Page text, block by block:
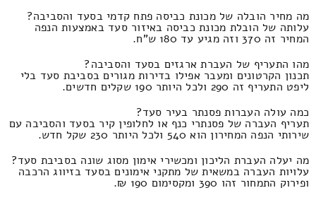
מה מחיר הובלה של מכונת כביסה פתח קדמי בסעד והסביבה?
עלותה של הובלת מכונת כביסה באיזור סעד באמצעות הנפה
המחיר זה 370 וזה מגיע עד 180 ש"ח.
מהו התעריף של העברת ארגזים בסעד והסביבה?
תכנון הקרטונים ומעבר אפילו בדירות מגורים בסביבת סעד בלי
ליפט התעריף זה 290 ולכל היותר 190 שקלים חדשים.
כמה עולה העברות פסנתר בעיר סעד?
תעריף העברה של פסנתרי כנף או לחלופין קיר בסעד והסביבה עם
שירותי הנפה המחירון הוא 540 ולכל היותר 230 שקל חדש.
מה יעלה העברת הליכון ומכשירי אימון מסוג שונה בסביבת סעד?
עלויות העברה במשאית של מתקני אימונים בסעד בזיווג הרכבה
ופירוק התמחור זהו 390 ומקסימום 190 ₪.